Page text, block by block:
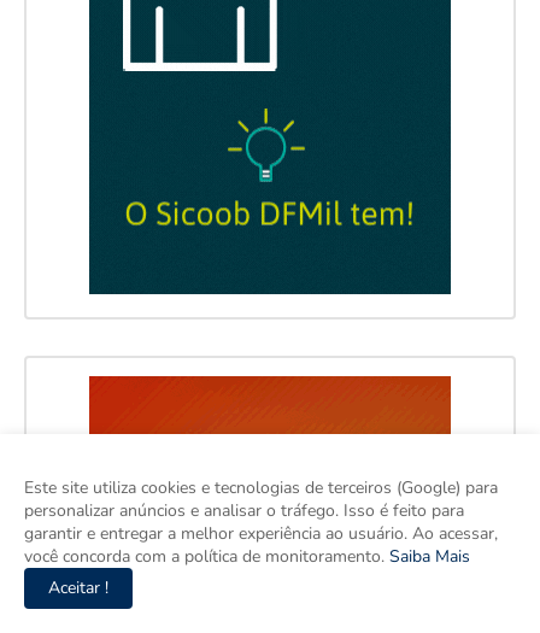
Este site utiliza cookies e tecnologias de terceiros (Google) para
personalizar anúncios e analisar o tráfego. Isso é feito para
garantir e entregar a melhor experiência ao usuário. Ao acessar,
você concorda com a política de monitoramento. Saiba Mais
Aceitar !